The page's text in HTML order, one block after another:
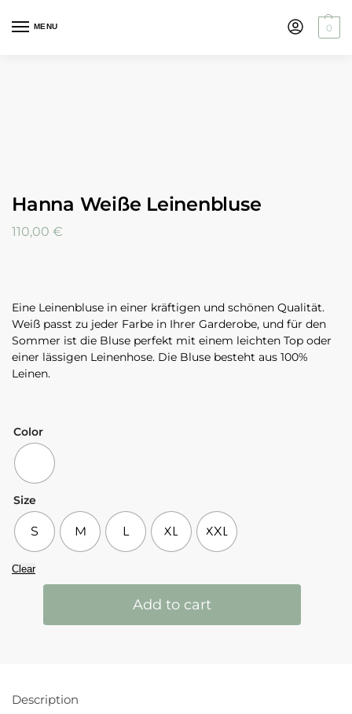
MENU 0
Hanna Weiße Leinenbluse
110,00 €
Eine Leinenbluse in einer kräftigen und schönen Qualität.
Weiß passt zu jeder Farbe in Ihrer Garderobe, und für den
Sommer ist die Bluse perfekt mit einem leichten Top oder
einer lässigen Leinenhose. Die Bluse besteht aus 100%
Leinen.
Color
Size
S M L XL XXL
Clear
Add to cart
Description